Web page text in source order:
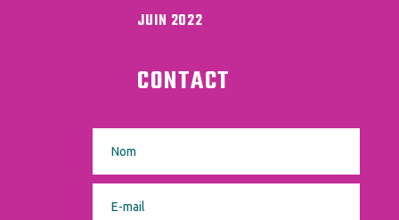
JUIN 2022
CONTACT